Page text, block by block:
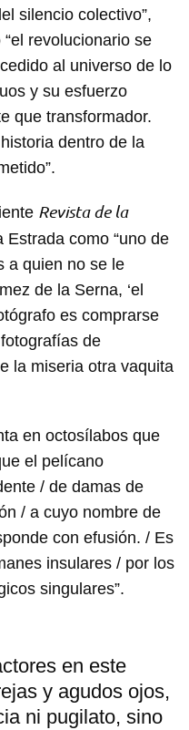
silencio colectivo”,
revolucionario se
al universo de lo
y su esfuerzo
que transformador.
dentro de la
Revista de la
como “uno de
a quien no se le
de la Serna, ‘el
es comprarse
de
la miseria otra vaquita
en octosílabos que
el pelícano
/ de damas de
/ a cuyo nombre de
con efusión. / Es
insulares / por los
singulares”.
en este
y agudos ojos,
ni pugilato, sino